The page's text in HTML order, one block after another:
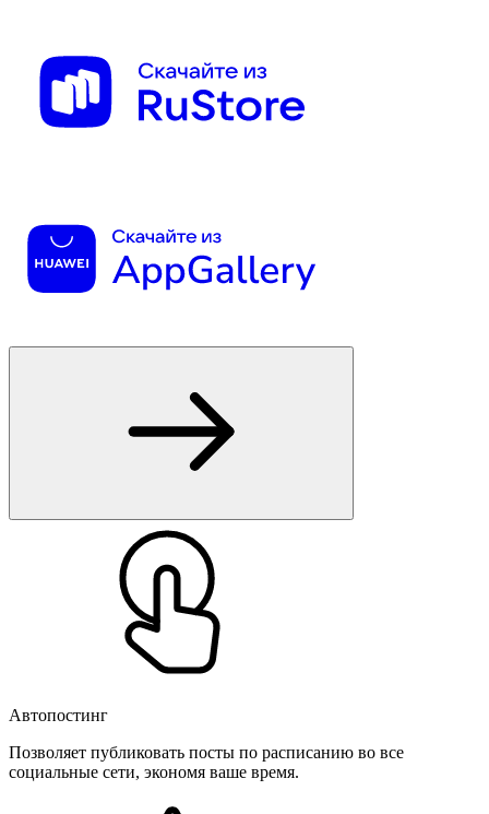
Автопостинг
Позволяет публиковать посты по расписанию во все
социальные сети, экономя ваше время.